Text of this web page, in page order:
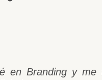
en Branding y